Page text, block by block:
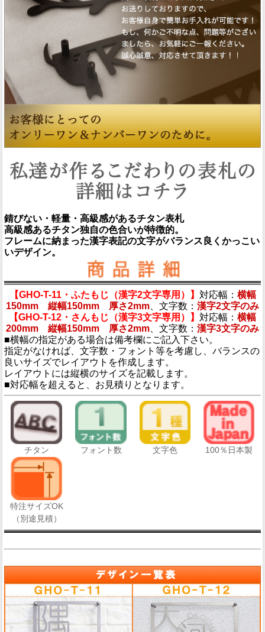
錆びない・軽量・高級感があるチタン表札
高級感あるチタン独自の色合いが特徴的。
フレームに納まった漢字表記の文字がバランス良くかっこい
いデザイン。
【GHO-T-11・ふたもじ（漢字2文字専用）】 対応幅： 横幅
150mm 縦幅150mm 厚さ2mm 、文字数： 漢字2文字のみ
【GHO-T-12・さんもじ（漢字3文字専用）】 対応幅： 横幅
200mm 縦幅150mm 厚さ2mm 、文字数： 漢字3文字のみ
■横幅の指定がある場合は備考欄にご記入下さい。
指定がなければ、文字数・フォント等を考慮し、バランスの
良いサイズでレイアウトを作成します。
レイアウトには縦横のサイズを記載します。
■対応幅を超えると、お見積りとなります。
チタン フォント数 文字色 100％日本製
特注サイズOK
（別途見積）